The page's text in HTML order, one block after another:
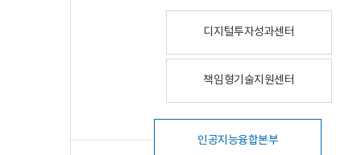
디지털투자성과센터
책임형기술지원센터
인공지능융합본부